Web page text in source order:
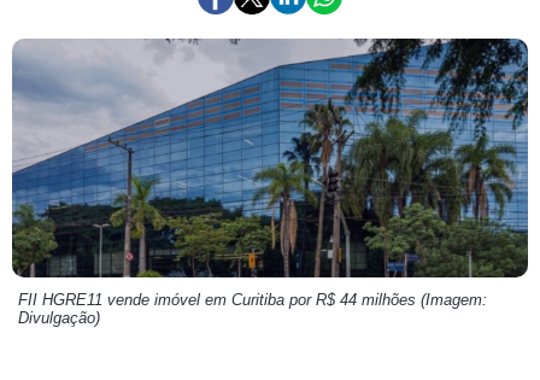
FII HGRE11 vende imóvel em Curitiba por R$ 44 milhões (Imagem:
Divulgação)